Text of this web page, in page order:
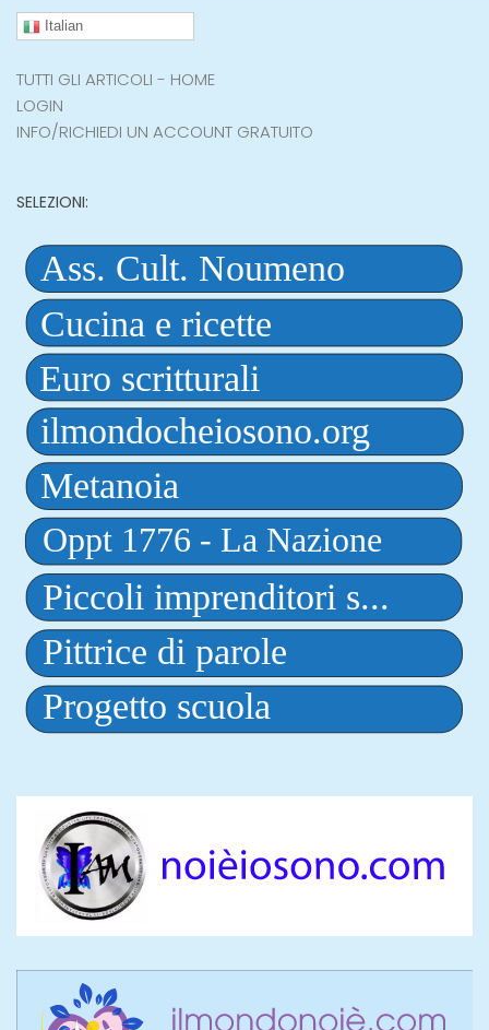
Italian
TUTTI GLI ARTICOLI - HOME
LOGIN
INFO/RICHIEDI UN ACCOUNT GRATUITO
SELEZIONI: